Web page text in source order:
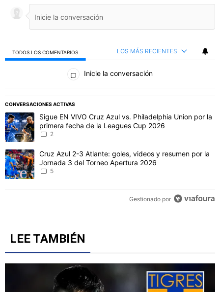
TODOS LOS COMENTARIOS LOS MÁS RECIENTES
Todos los comentarios
Inicie la conversación
CONVERSACIONES ACTIVAS
Este listado muestra los artículos con más comentarios en los
Un artículo de tendencia con el título "Sigue EN VIVO Cruz Azul
Sigue EN VIVO Cruz Azul vs. Philadelphia Union por la
primera fecha de la Leagues Cup 2026
Un artículo de tendencia con el título "Cruz Azul 2-3 Atlante:
Cruz Azul 2-3 Atlante: goles, videos y resumen por la
LEE TAMBIÉN